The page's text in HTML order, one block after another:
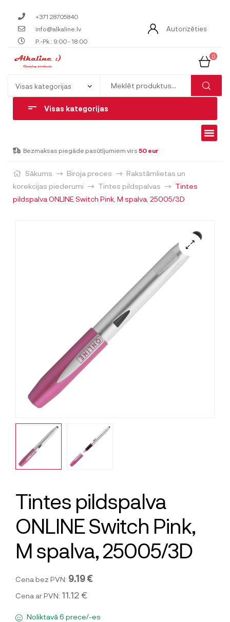
+371 28705840
info@alkaline.lv
P.-Pk.: 9:00 - 18:00
Autorizēties
0
Visas kategorijas
Bezmaksas piegāde pasūtījumiem virs 50 eur
Sākums Biroja preces
Rakstāmlietas un
korekcijas piederumi
Tintes pildspalvas
Tintes
pildspalva ONLINE Switch Pink, M spalva, 25005/3D
Tintes pildspalva
ONLINE Switch Pink,
M spalva, 25005/3D
Cena bez PVN: 9.19 €
Cena ar PVN: 11.12 €
Noliktavā 6 prece/-es